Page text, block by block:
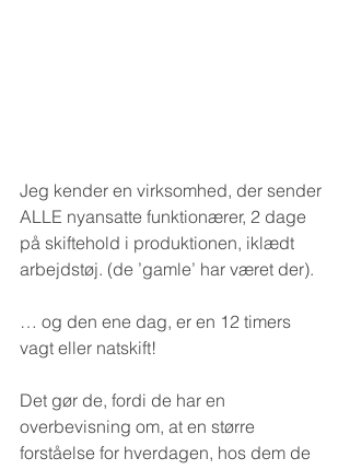
Jeg kender en virksomhed, der sender
ALLE nyansatte funktionærer, 2 dage
på skiftehold i produktionen, iklædt
arbejdstøj. (de ’gamle’ har været der).
… og den ene dag, er en 12 timers
vagt eller natskift!
Det gør de, fordi de har en
overbevisning om, at en større
forståelse for hverdagen, hos dem de